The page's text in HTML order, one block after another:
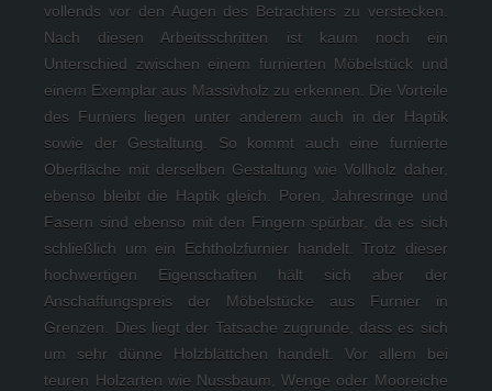
vollends vor den Augen des Betrachters zu verstecken.
Nach diesen Arbeitsschritten ist kaum noch ein
Unterschied zwischen einem furnierten Möbelstück und
einem Exemplar aus Massivholz zu erkennen. Die Vorteile
des Furniers liegen unter anderem auch in der Haptik
sowie der Gestaltung. So kommt auch eine furnierte
Oberfläche mit derselben Gestaltung wie Vollholz daher,
ebenso bleibt die Haptik gleich. Poren, Jahresringe und
Fasern sind ebenso mit den Fingern spürbar, da es sich
schließlich um ein Echtholzfurnier handelt. Trotz dieser
hochwertigen Eigenschaften hält sich aber der
Anschaffungspreis der Möbelstücke aus Furnier in
Grenzen. Dies liegt der Tatsache zugrunde, dass es sich
um sehr dünne Holzblättchen handelt. Vor allem bei
teuren Holzarten wie Nussbaum, Wenge oder Mooreiche